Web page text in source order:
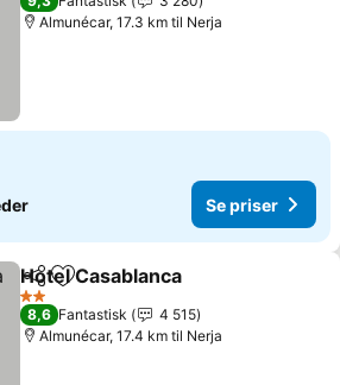
Almunécar, 17.3 km til Nerja
Se priser
Del Legg til i favoritter
Hotel Casablanca
2 Stjerner
8,6 Fantastisk
4 515
Almunécar, 17.4 km til Nerja